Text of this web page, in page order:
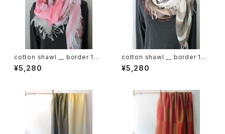
cotton shawl __ border 160
桜雨w
¥5,280
cotton shawl __ border 160
春泥w
¥5,280